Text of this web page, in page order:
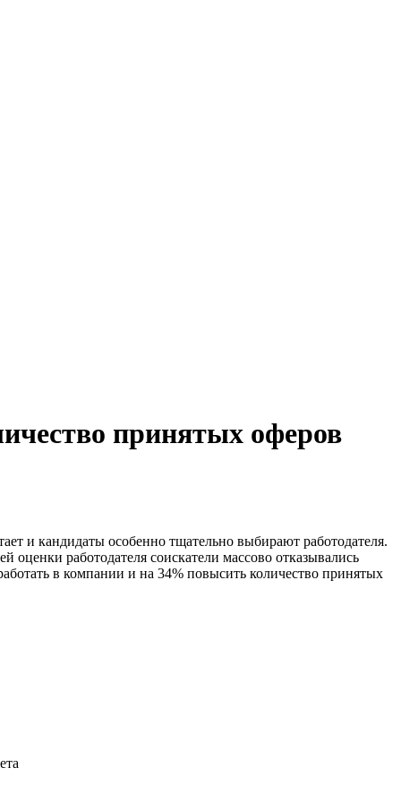
принятых оферов
и кандидаты особенно тщательно выбирают работодателя.
работодателя соискатели массово отказывались
в компании и на 34% повысить количество принятых